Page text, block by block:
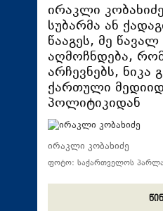
მსოფლიო
ჯანდაცვა
საზოგადოება
სამართალი
თავდაცვა
რეგიონი
ირაკლი
სუბარმა ან
წააგეს, მე
აღმოჩნდება,
არჩევნებს, ნიკა
ქართული
პოლიტიკიდან
ირაკლი კობახიძე
ფოტო: საქართველოს